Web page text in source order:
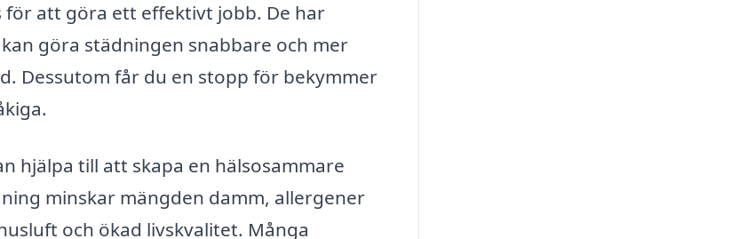
att göra ett effektivt jobb. De har
göra städningen snabbare och mer
Dessutom får du en stopp för bekymmer
hjälpa till att skapa en hälsosammare
minskar mängden damm, allergener
och ökad livskvalitet. Många